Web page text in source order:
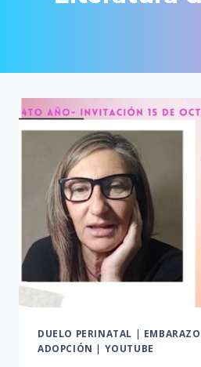
DUELO PERINATAL |
ADOPCIÓN | YOUTUBE